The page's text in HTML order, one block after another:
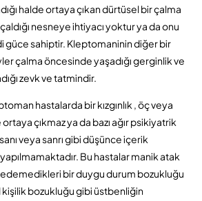
halde ortaya çıkan dürtüsel bir çalma
çaldığı nesneye ihtiyacı yoktur ya da onu
güce sahiptir. Kleptomaninin diğer bir
çalma öncesinde yaşadığı gerginlik ve
zevk ve tatmindir.
hastalarda bir kızgınlık , öç veya
çıkmaz ya da bazı ağır psikiyatrik
veya sanrı gibi düşünce içerik
Bu hastalar manik atak
bir duygu durum bozukluğu
bozukluğu gibi üstbenliğin